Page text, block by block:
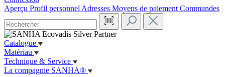
Aperçu Profil personnel Adresses Moyens de paiement Commandes
Catalogue
Matériau
Technique & Service
La compagnie SANHA®